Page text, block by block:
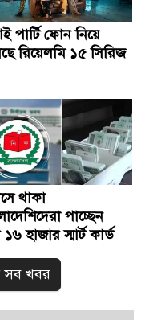
পার্টি ফোন নিয়ে
রিয়েলমি ১৫ সিরিজ
থাকা
পাচ্ছেন
১৬ হাজার স্মার্ট কার্ড
সব খবর